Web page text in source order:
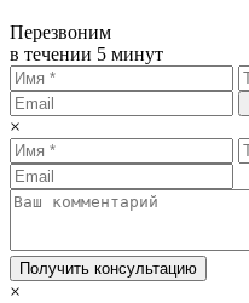
Перезвоним
в течении 5 минут
×
Получить консультацию
×